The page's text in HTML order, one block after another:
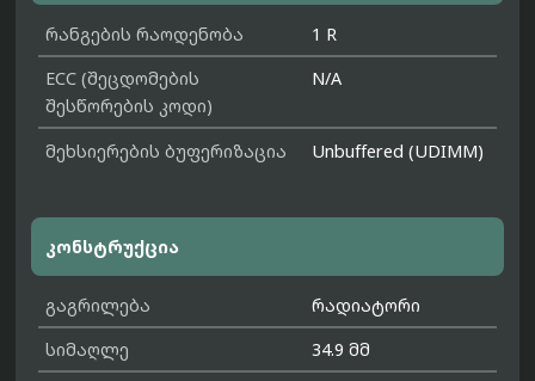
რანგების რაოდენობა
1 R
ECC (შეცდომების
შესწორების კოდი)
N/A
მეხსიერების ბუფერიზაცია Unbuffered (UDIMM)
კონსტრუქცია
გაგრილება
რადიატორი
სიმაღლე
34.9 მმ